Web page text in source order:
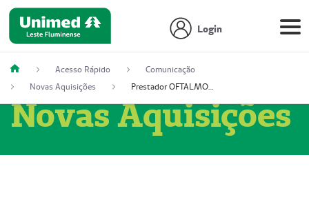
Login
Acesso Rápido
Comunicação
Novas Aquisições
Prestador OFTALMOCLÍNICA SÃO GONÇALO (55004164-2)
Novas Aquisições